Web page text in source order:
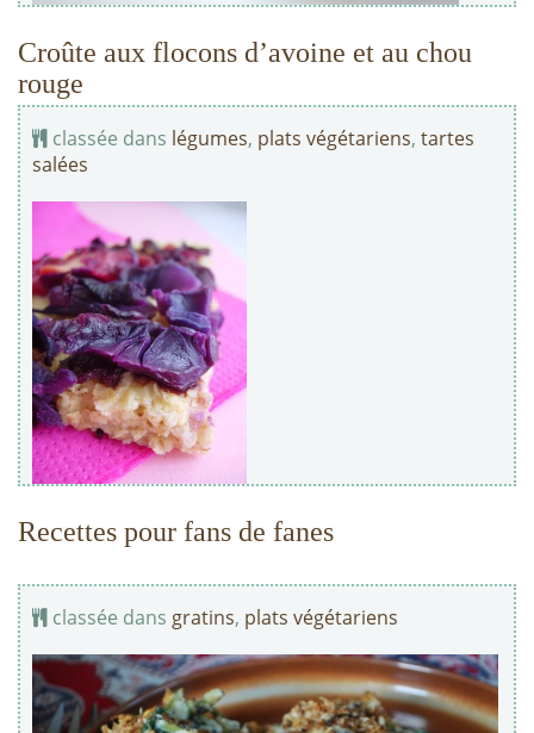
Croûte aux flocons d’avoine et au chou
rouge
classée dans légumes, plats végétariens, tartes
salées
Recettes pour fans de fanes
classée dans gratins, plats végétariens